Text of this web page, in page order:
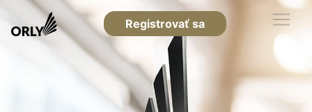
Registrovať sa